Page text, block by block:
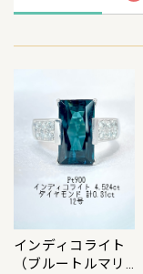
インディコライト
（ブルートルマリ